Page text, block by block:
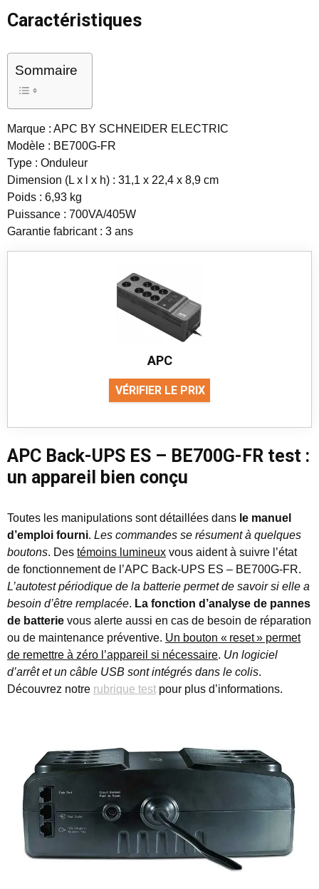
Caractéristiques
Sommaire
Marque : APC BY SCHNEIDER ELECTRIC
Modèle : BE700G-FR
Type : Onduleur
Dimension (L x l x h) : 31,1 x 22,4 x 8,9 cm
Poids : 6,93 kg
Puissance : 700VA/405W
Garantie fabricant : 3 ans
APC
VÉRIFIER LE PRIX
APC Back-UPS ES – BE700G-FR test :
un appareil bien conçu
Toutes les manipulations sont détaillées dans le manuel
d’emploi fourni. Les commandes se résument à quelques
boutons. Des témoins lumineux vous aident à suivre l’état
de fonctionnement de l’APC Back-UPS ES – BE700G-FR.
L’autotest périodique de la batterie permet de savoir si elle a
besoin d’être remplacée. La fonction d’analyse de pannes
de batterie vous alerte aussi en cas de besoin de réparation
ou de maintenance préventive. Un bouton « reset» permet
de remettre à zéro l’appareil si nécessaire. Un logiciel
d’arrêt et un câble USB sont intégrés dans le colis.
Découvrez notre rubrique test pour plus d’informations.